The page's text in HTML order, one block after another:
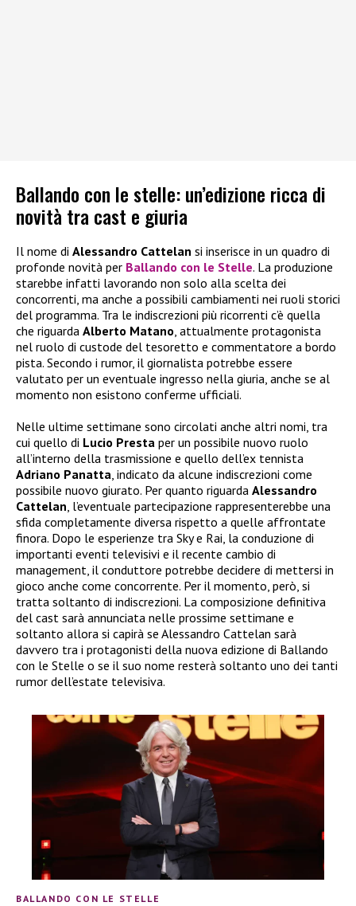
Ballando con le stelle: un’edizione ricca di
novità tra cast e giuria
Il nome di Alessandro Cattelan si inserisce in un quadro di
profonde novità per Ballando con le Stelle. La produzione
starebbe infatti lavorando non solo alla scelta dei
concorrenti, ma anche a possibili cambiamenti nei ruoli storici
del programma. Tra le indiscrezioni più ricorrenti c’è quella
che riguarda Alberto Matano , attualmente protagonista
nel ruolo di custode del tesoretto e commentatore a bordo
pista. Secondo i rumor, il giornalista potrebbe essere
valutato per un eventuale ingresso nella giuria, anche se al
momento non esistono conferme ufficiali.
Nelle ultime settimane sono circolati anche altri nomi, tra
cui quello di Lucio Presta per un possibile nuovo ruolo
all’interno della trasmissione e quello dell’ex tennista
Adriano Panatta , indicato da alcune indiscrezioni come
possibile nuovo giurato. Per quanto riguarda Alessandro
Cattelan , l’eventuale partecipazione rappresenterebbe una
sfida completamente diversa rispetto a quelle affrontate
finora. Dopo le esperienze tra Sky e Rai, la conduzione di
importanti eventi televisivi e il recente cambio di
management, il conduttore potrebbe decidere di mettersi in
gioco anche come concorrente. Per il momento, però, si
tratta soltanto di indiscrezioni. La composizione definitiva
del cast sarà annunciata nelle prossime settimane e
soltanto allora si capirà se Alessandro Cattelan sarà
davvero tra i protagonisti della nuova edizione di Ballando
con le Stelle o se il suo nome resterà soltanto uno dei tanti
rumor dell’estate televisiva.
BALLANDO CON LE STELLE